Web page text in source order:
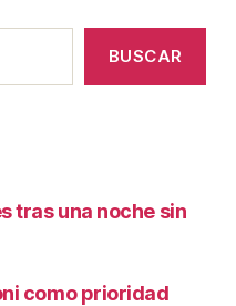
BUSCAR
tras una noche sin
como prioridad